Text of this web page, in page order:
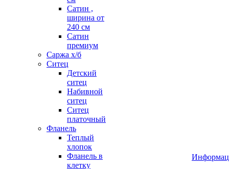
Сатин ,
ширина от
240 см
Сатин
премиум
Саржа х/б
Ситец
Детский
ситец
Набивной
ситец
Ситец
платочный
Фланель
Теплый
хлопок
Фланель в
клетку